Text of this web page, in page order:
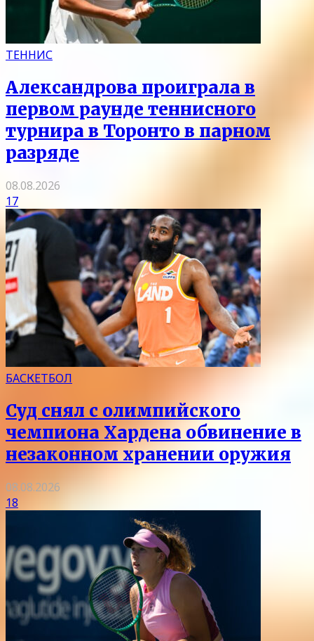
ТЕННИС
Александрова проиграла в
первом раунде теннисного
турнира в Торонто в парном
разряде
08.08.2026
17
БАСКЕТБОЛ
Суд снял с олимпийского
чемпиона Хардена обвинение в
незаконном хранении оружия
08.08.2026
18